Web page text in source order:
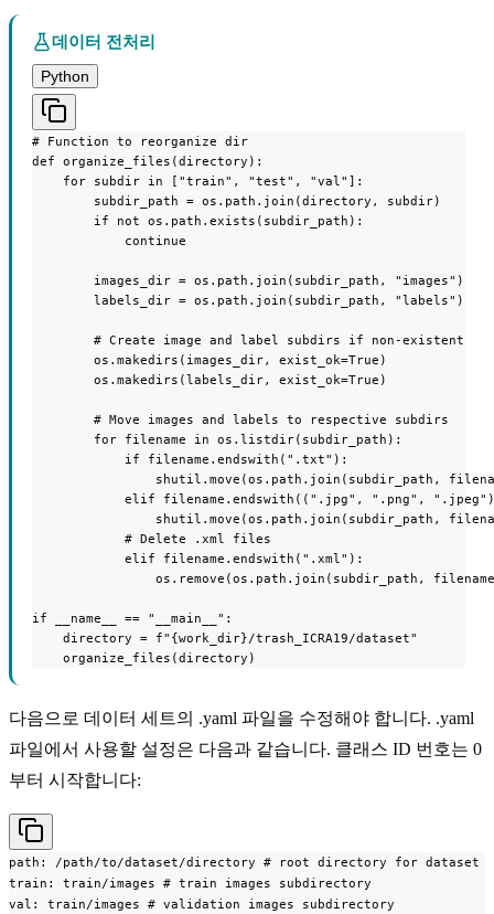
데이터 전처리
Python
# Function to reorganize dir
def organize_files(directory):
    for subdir in ["train", "test", "val"]:
        subdir_path = os.path.join(directory, subdir)
        if not os.path.exists(subdir_path):
            continue
        images_dir = os.path.join(subdir_path, "images")
        labels_dir = os.path.join(subdir_path, "labels")
        # Create image and label subdirs if non-existent
        os.makedirs(images_dir, exist_ok=True)
        os.makedirs(labels_dir, exist_ok=True)
        # Move images and labels to respective subdirs
        for filename in os.listdir(subdir_path):
            if filename.endswith(".txt"):
shutil.move(os.path.join(subdir_path,
elif filename.endswith((".jpg", ".png",
shutil.move(os.path.join(subdir_path,
            # Delete .xml files
            elif filename.endswith(".xml"):
os.remove(os.path.join(subdir_path,
if __name__ == "__main__":
    directory = f"{work_dir}/trash_ICRA19/dataset"
    organize_files(directory)
다음으로 데이터 세트의 .yaml 파일을 수정해야 합니다. .yaml
파일에서 사용할 설정은 다음과 같습니다. 클래스 ID 번호는 0
부터 시작합니다:
path: /path/to/dataset/directory # root directory for dataset
train: train/images # train images subdirectory
val: train/images # validation images subdirectory